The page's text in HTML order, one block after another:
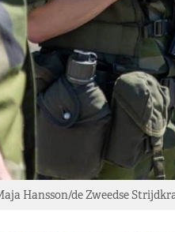
Hansson/de Zweedse